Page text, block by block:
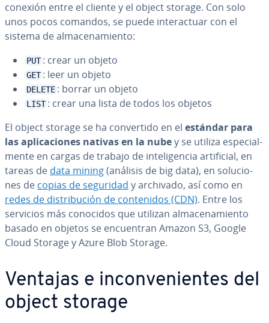
conexión entre el cliente y el object storage. Con solo
unos pocos comandos, se puede in­ter­ac­tuar con el
sistema de al­ma­ce­na­mie­n­to:
PUT : crear un objeto
GET : leer un objeto
DELETE : borrar un objeto
LIST : crear una lista de todos los objetos
El object storage se ha co­n­ve­r­ti­do en el estándar para
las apli­ca­cio­nes nativas en la nubey se utiliza es­pe­cia­l­
me­n­te en cargas de trabajo de in­te­li­ge­n­cia ar­ti­fi­cial, en
tareas de data mining(análisis de big data), en so­lu­cio­
nes de copias de seguridad y archivado, así como en
redes de di­s­tri­bu­ción de co­n­te­ni­dos (CDN). Entre los
servicios más conocidos que utilizan al­ma­ce­na­mie­n­to
basado en objetos se en­cue­n­tran Amazon S3, Google
Cloud Storage y Azure Blob Storage.
Ventajas e in­co­n­ve­nie­n­tes del
object storage